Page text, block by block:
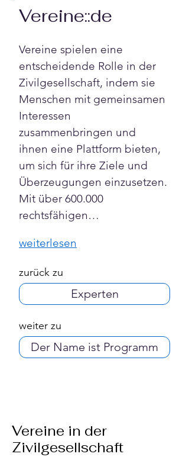
Vereine::de
Vereine spielen eine
entscheidende Rolle in der
Zivilgesellschaft, indem sie
Menschen mit gemeinsamen
Interessen
zusammenbringen und
ihnen eine Plattform bieten,
um sich für ihre Ziele und
Überzeugungen einzusetzen.
Mit über 600.000
rechtsfähigen…
weiterlesen
zurück zu
Experten
weiter zu
Der Name ist Programm
Vereine in der
Zivilgesellschaft